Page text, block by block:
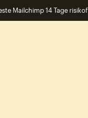
Mailchimp 14 Tage